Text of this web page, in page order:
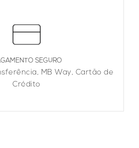
SEGURO
MB Way, Cartão de
Crédito